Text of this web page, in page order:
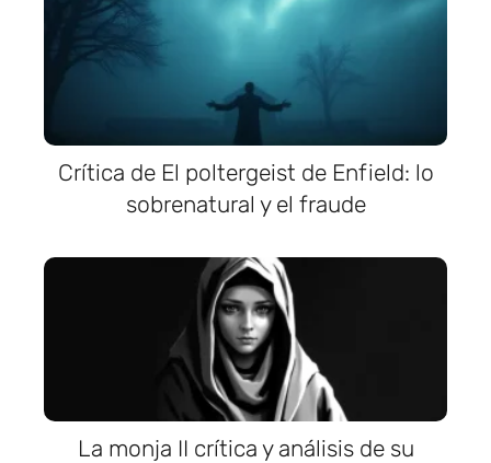
Crítica de El poltergeist de Enfield: lo
sobrenatural y el fraude
La monja II crítica y análisis de su